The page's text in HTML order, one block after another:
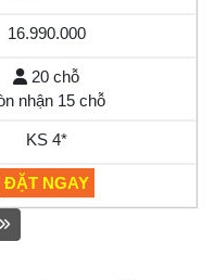
16.990.000
20 chỗ
nhận 15 chỗ
KS 4*
ĐẶT NGAY